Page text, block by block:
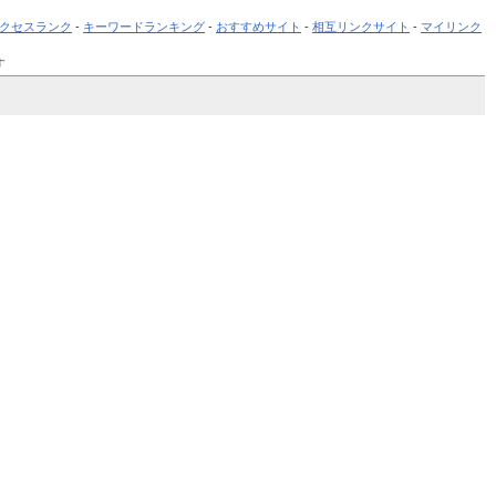
セスランク - キーワードランキング - おすすめサイト - 相互リンクサイト - マイリンク